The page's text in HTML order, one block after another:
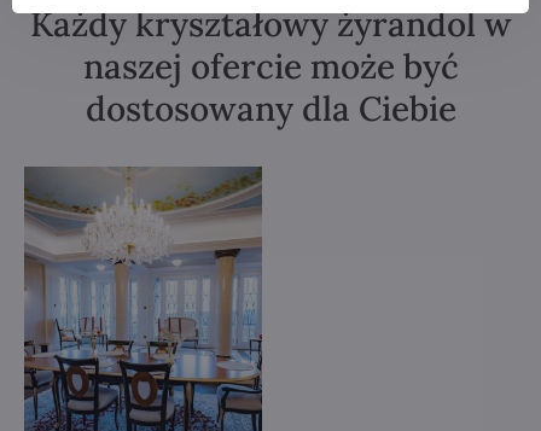
Każdy kryształowy żyrandol w
naszej ofercie może być
dostosowany dla Ciebie